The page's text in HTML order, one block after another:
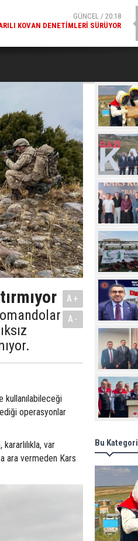
GÜNCEL / 20:17
GENEL SEKRETERI OKAY MEMIŞ,
A+
A-
kullanılabileceği
operasyonlar
var
ara vermeden Kars
Bu